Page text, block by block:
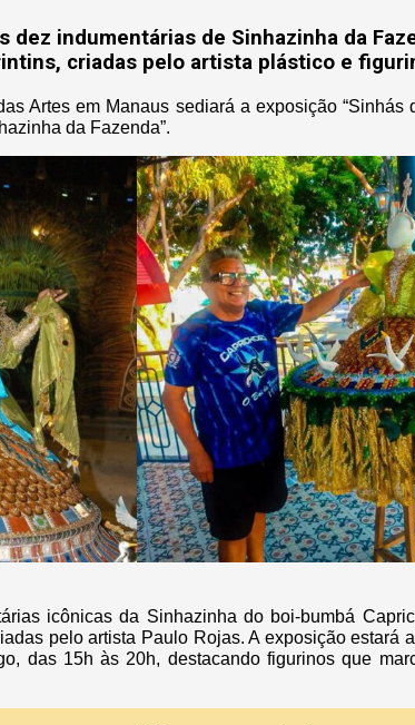
dez indumentárias de Sinhazinha da
criadas pelo artista plástico e
Artes em Manaus sediará a exposição “Sinhás
da Fazenda”.
icônicas da Sinhazinha do boi-bumbá
pelo artista Paulo Rojas. A exposição estará
das 15h às 20h, destacando figurinos que